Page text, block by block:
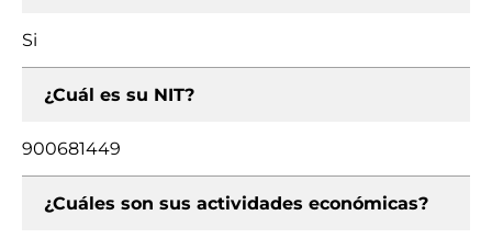
Si
¿Cuál es su NIT?
900681449
¿Cuáles son sus actividades económicas?